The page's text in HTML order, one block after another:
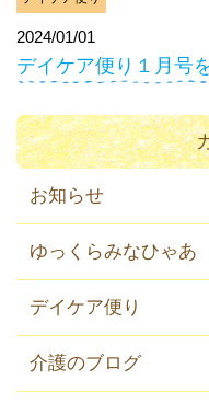
2024/01/01
デイケア便り１月号
お知らせ
ゆっくらみなひゃあ
デイケア便り
介護のブログ